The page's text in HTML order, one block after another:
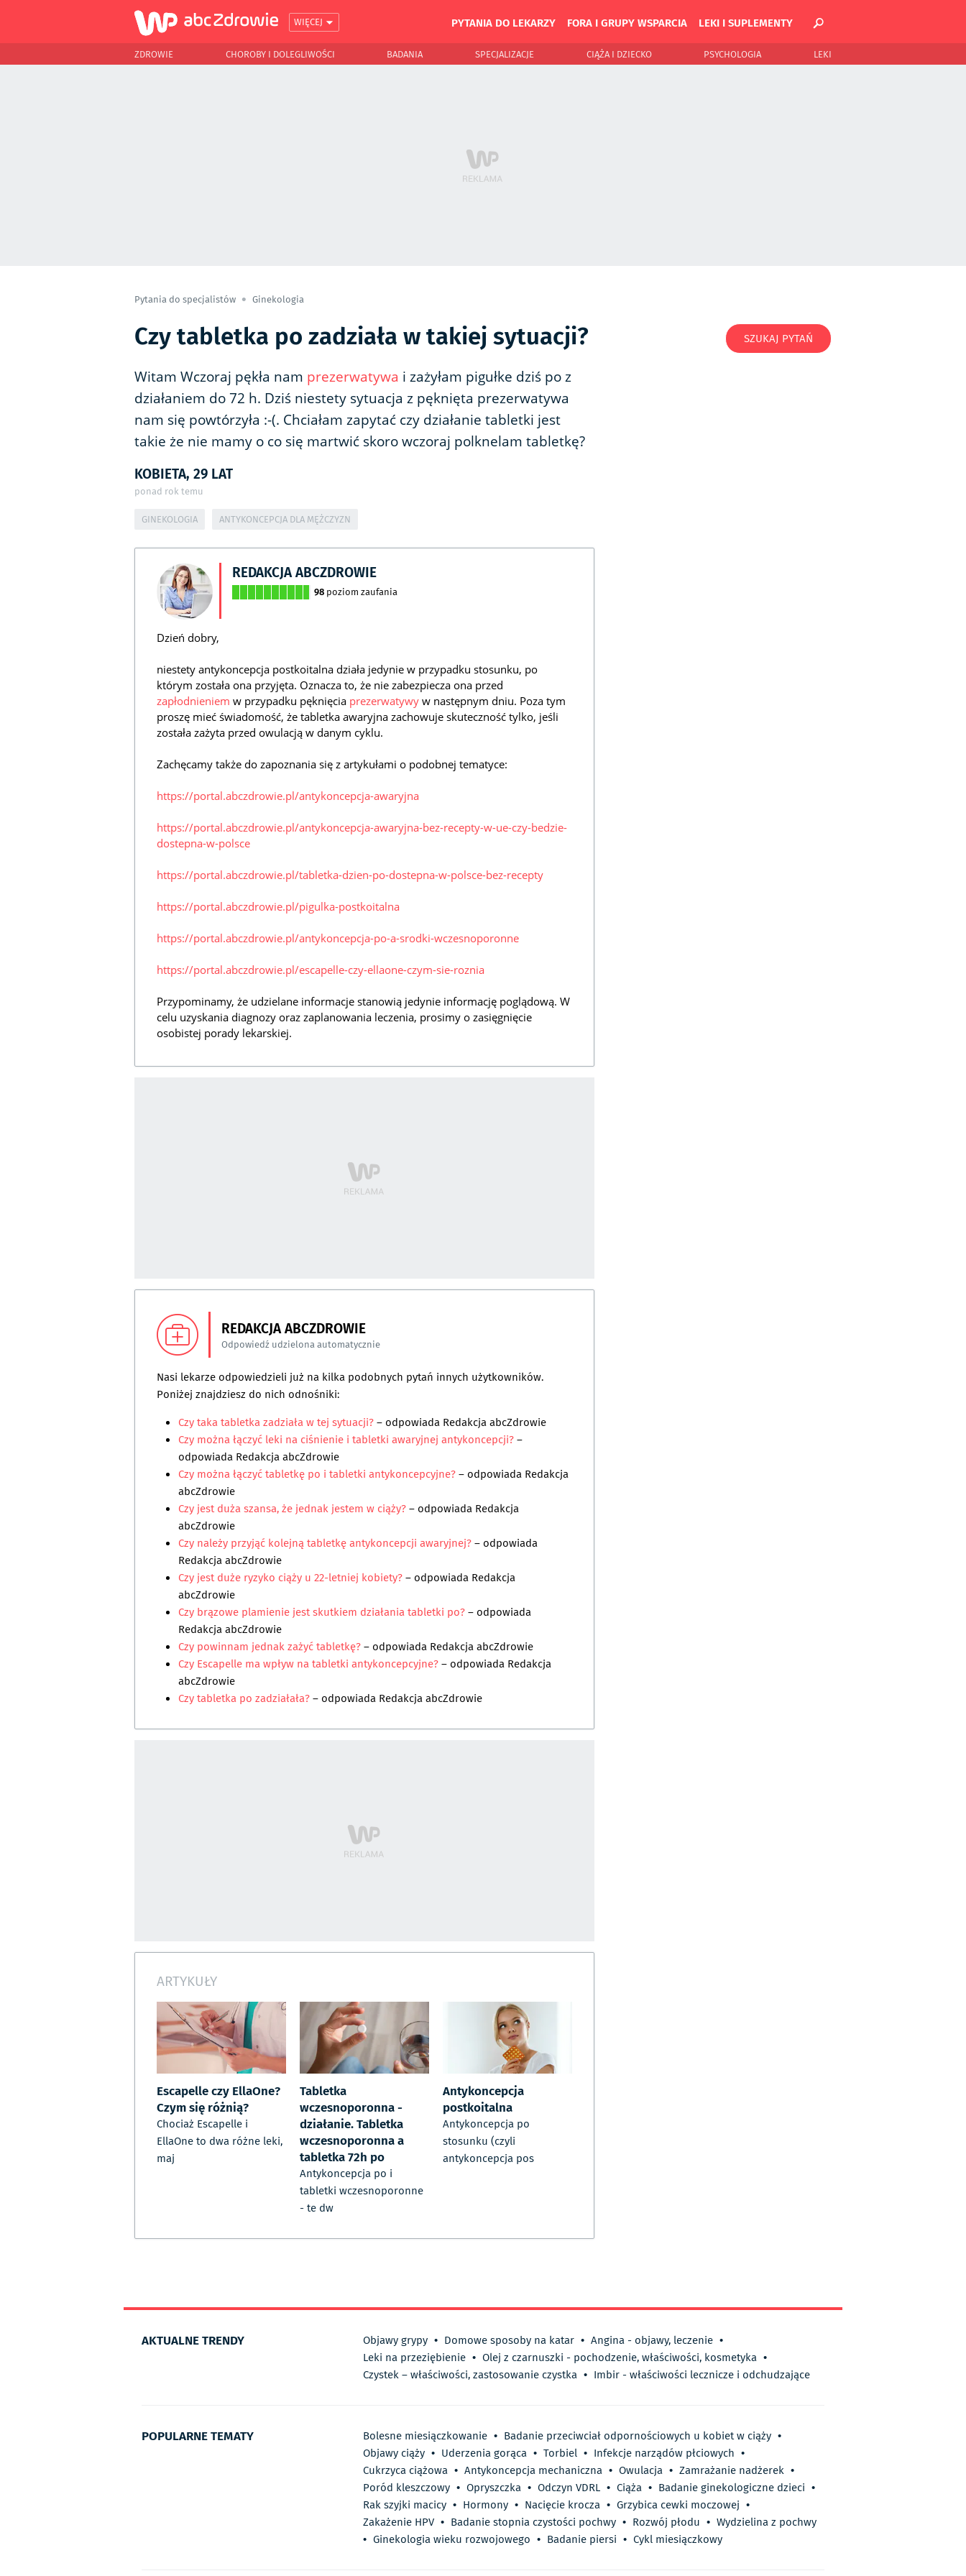
WIĘCEJ PYTANIA DO LEKARZY FORA I GRUPY WSPARCIA LEKI I SUPLEMENTY
ZDROWIE CHOROBY I DOLEGLIWOŚCI BADANIA SPECJALIZACJE CIĄŻA I DZIECKO PSYCHOLOGIA LEKI
Pytania do specjalistów Ginekologia
Czy tabletka po zadziała w takiej sytuacji?
Witam Wczoraj pękła nam prezerwatywa i zażyłam pigułke dziś po z
działaniem do 72 h. Dziś niestety sytuacja z pęknięta prezerwatywa
nam się powtórzyła :-(. Chciałam zapytać czy działanie tabletki jest
takie że nie mamy o co się martwić skoro wczoraj polknelam tabletkę?
KOBIETA, 29 LAT
ponad rok temu
GINEKOLOGIA ANTYKONCEPCJA DLA MĘŻCZYZN
REDAKCJA ABCZDROWIE
98 poziom zaufania
Dzień dobry,
niestety antykoncepcja postkoitalna działa jedynie w przypadku stosunku, po
którym została ona przyjęta. Oznacza to, że nie zabezpiecza ona przed
zapłodnieniem w przypadku pęknięcia prezerwatywy w następnym dniu. Poza tym
proszę mieć świadomość, że tabletka awaryjna zachowuje skuteczność tylko, jeśli
została zażyta przed owulacją w danym cyklu.
Zachęcamy także do zapoznania się z artykułami o podobnej tematyce:
https://portal.abczdrowie.pl/antykoncepcja-awaryjna
https://portal.abczdrowie.pl/antykoncepcja-awaryjna-bez-recepty-w-ue-czy-bedzie-
dostepna-w-polsce
https://portal.abczdrowie.pl/tabletka-dzien-po-dostepna-w-polsce-bez-recepty
https://portal.abczdrowie.pl/pigulka-postkoitalna
https://portal.abczdrowie.pl/antykoncepcja-po-a-srodki-wczesnoporonne
https://portal.abczdrowie.pl/escapelle-czy-ellaone-czym-sie-roznia
Przypominamy, że udzielane informacje stanowią jedynie informację poglądową. W
celu uzyskania diagnozy oraz zaplanowania leczenia, prosimy o zasięgnięcie
osobistej porady lekarskiej.
REDAKCJA ABCZDROWIE
Odpowiedź udzielona automatycznie
Nasi lekarze odpowiedzieli już na kilka podobnych pytań innych użytkowników.
Poniżej znajdziesz do nich odnośniki:
Czy taka tabletka zadziała w tej sytuacji?– odpowiada Redakcja abcZdrowie
Czy można łączyć leki na ciśnienie i tabletki awaryjnej antykoncepcji?–
odpowiada Redakcja abcZdrowie
Czy można łączyć tabletkę po i tabletki antykoncepcyjne?– odpowiada Redakcja
abcZdrowie
Czy jest duża szansa, że jednak jestem w ciąży?– odpowiada Redakcja
abcZdrowie
Czy należy przyjąć kolejną tabletkę antykoncepcji awaryjnej?– odpowiada
Redakcja abcZdrowie
Czy jest duże ryzyko ciąży u 22-letniej kobiety?– odpowiada Redakcja
abcZdrowie
Czy brązowe plamienie jest skutkiem działania tabletki po?– odpowiada
Redakcja abcZdrowie
Czy powinnam jednak zażyć tabletkę?– odpowiada Redakcja abcZdrowie
Czy Escapelle ma wpływ na tabletki antykoncepcyjne?– odpowiada Redakcja
abcZdrowie
Czy tabletka po zadziałała?– odpowiada Redakcja abcZdrowie
ARTYKUŁY
Escapelle czy EllaOne?
Czym się różnią?
Chociaż Escapelle i
EllaOne to dwa różne leki,
maj
Tabletka
wczesnoporonna -
działanie. Tabletka
wczesnoporonna a
tabletka 72h po
Antykoncepcja po i
tabletki wczesnoporonne
- te dw
Antykoncepcja
postkoitalna
Antykoncepcja po
stosunku (czyli
antykoncepcja pos
SZUKAJ PYTAŃ
AKTUALNE TRENDY Objawy grypy • Domowe sposoby na katar • Angina - objawy, leczenie •
Leki na przeziębienie • Olej z czarnuszki - pochodzenie, właściwości, kosmetyka •
Czystek – właściwości, zastosowanie czystka • Imbir - właściwości lecznicze i odchudzające
POPULARNE TEMATY Bolesne miesiączkowanie • Badanie przeciwciał odpornościowych u kobiet w ciąży •
Objawy ciąży • Uderzenia gorąca • Torbiel • Infekcje narządów płciowych •
Cukrzyca ciążowa • Antykoncepcja mechaniczna • Owulacja • Zamrażanie nadżerek •
Poród kleszczowy • Opryszczka • Odczyn VDRL • Ciąża • Badanie ginekologiczne dzieci •
Rak szyjki macicy • Hormony • Nacięcie krocza • Grzybica cewki moczowej •
Zakażenie HPV • Badanie stopnia czystości pochwy • Rozwój płodu • Wydzielina z pochwy
• Ginekologia wieku rozwojowego • Badanie piersi • Cykl miesiączkowy